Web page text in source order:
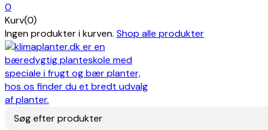
0
Kurv(0)
Ingen produkter i kurven. Shop alle produkter
Søg efter produkter